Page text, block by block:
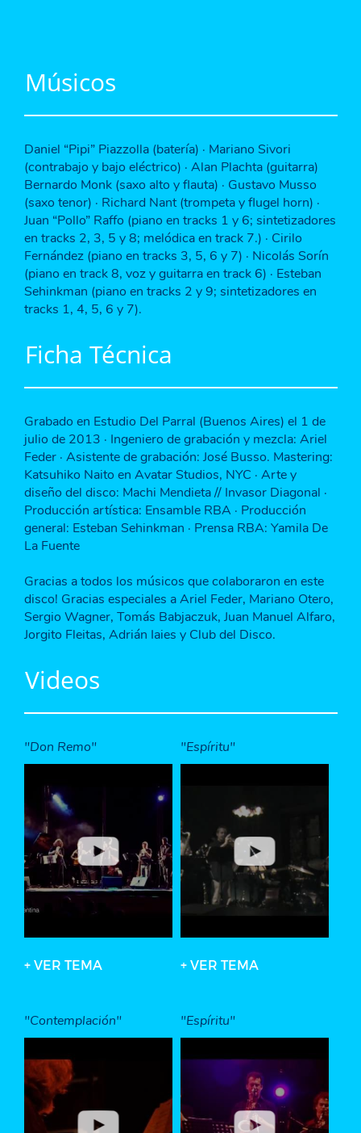
Músicos
Daniel “Pipi” Piazzolla (batería) · Mariano Sivori
(contrabajo y bajo eléctrico) · Alan Plachta (guitarra)
Bernardo Monk (saxo alto y flauta) · Gustavo Musso
(saxo tenor) · Richard Nant (trompeta y flugel horn) ·
Juan “Pollo” Raffo (piano en tracks 1 y 6; sintetizadores
en tracks 2, 3, 5 y 8; melódica en track 7.) · Cirilo
Fernández (piano en tracks 3, 5, 6 y 7) · Nicolás Sorín
(piano en track 8, voz y guitarra en track 6) · Esteban
Sehinkman (piano en tracks 2 y 9; sintetizadores en
tracks 1, 4, 5, 6 y 7).
Ficha Técnica
Grabado en Estudio Del Parral (Buenos Aires) el 1 de
julio de 2013 · Ingeniero de grabación y mezcla: Ariel
Feder · Asistente de grabación: José Busso. Mastering:
Katsuhiko Naito en Avatar Studios, NYC · Arte y
diseño del disco: Machi Mendieta // Invasor Diagonal ·
Producción artística: Ensamble RBA · Producción
general: Esteban Sehinkman · Prensa RBA: Yamila De
La Fuente
Gracias a todos los músicos que colaboraron en este
disco! Gracias especiales a Ariel Feder, Mariano Otero,
Sergio Wagner, Tomás Babjaczuk, Juan Manuel Alfaro,
Jorgito Fleitas, Adrián Iaies y Club del Disco.
Videos
"Don Remo"
+ VER TEMA
"Espíritu"
+ VER TEMA
"Contemplación" "Espíritu"